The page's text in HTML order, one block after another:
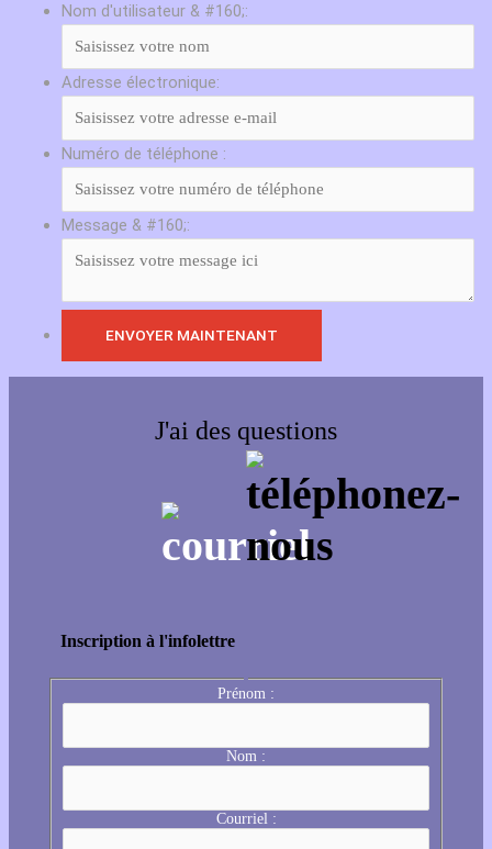
Nom d'utilisateur & #160;:
Adresse électronique:
Numéro de téléphone :
Message & #160;:
J'ai des questions
Inscription à l'infolettre
Prénom :
Nom :
Courriel :